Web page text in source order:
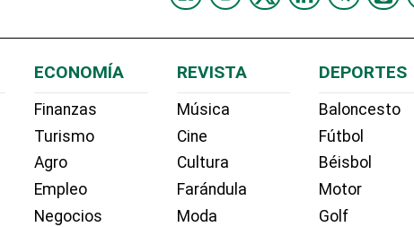
ECONOMÍA
Finanzas
Turismo
Agro
Empleo
Negocios
REVISTA
Música
Cine
Cultura
Farándula
Moda
DEPORTES
Baloncesto
Fútbol
Béisbol
Motor
Golf